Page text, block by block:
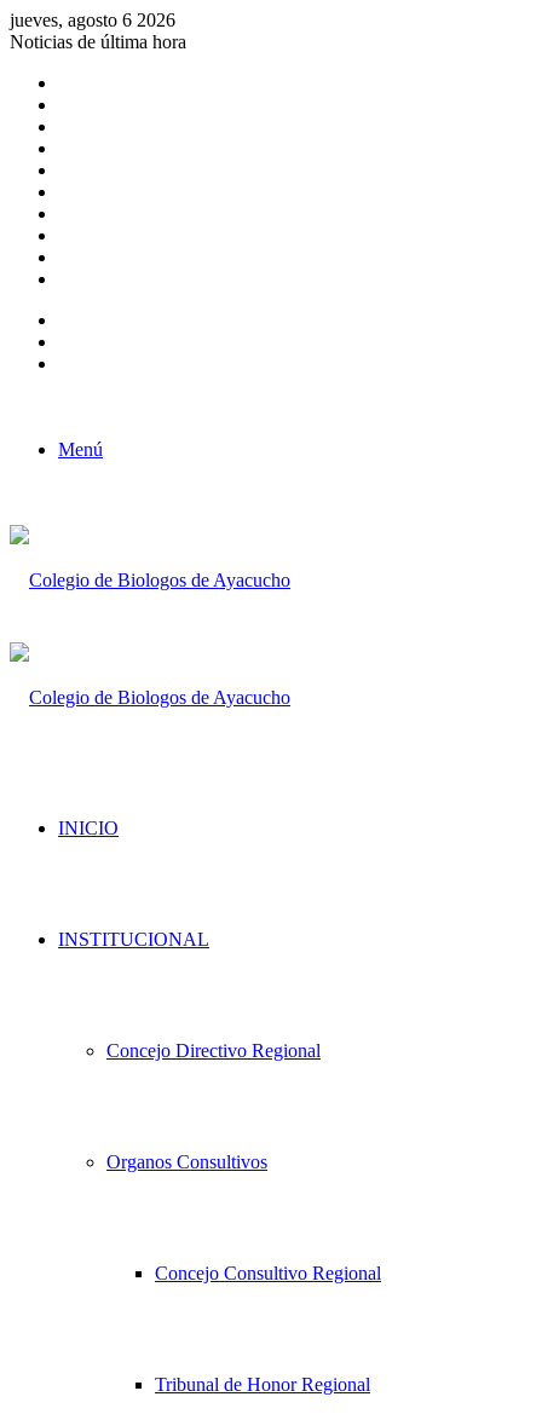
jueves, agosto 6 2026
Noticias de última hora
Menú
INICIO
INSTITUCIONAL
Concejo Directivo Regional
Organos Consultivos
Concejo Consultivo Regional
Tribunal de Honor Regional